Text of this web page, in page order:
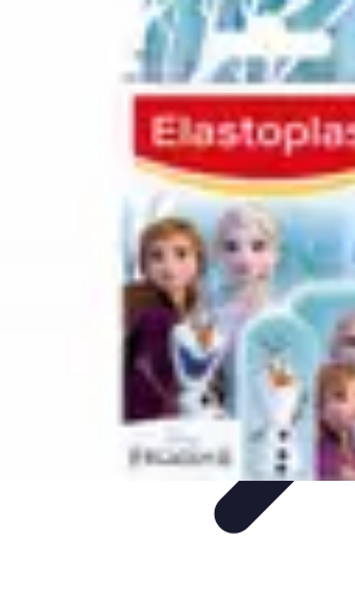
Meilleur Matériel Médical
Équipements médicaux Marques
Équipement à domicile
Meilleur Matériel Médical